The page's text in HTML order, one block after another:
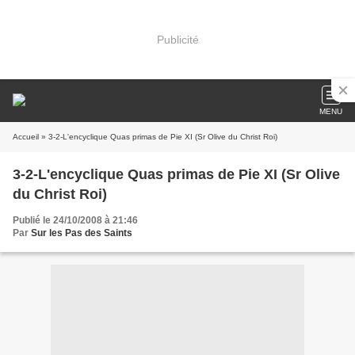
Publicité
MENU
Accueil » 3-2-L'encyclique Quas primas de Pie XI (Sr Olive du Christ Roi)
3-2-L'encyclique Quas primas de Pie XI (Sr Olive
du Christ Roi)
Publié le 24/10/2008 à 21:46
Par Sur les Pas des Saints